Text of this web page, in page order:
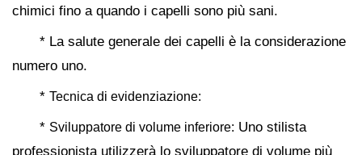
chimici fino a quando i capelli sono più sani.
* La salute generale dei capelli è la considerazione
numero uno.
* Tecnica di evidenziazione:
* Sviluppatore di volume inferiore: Uno stilista
professionista utilizzerà lo sviluppatore di volume più